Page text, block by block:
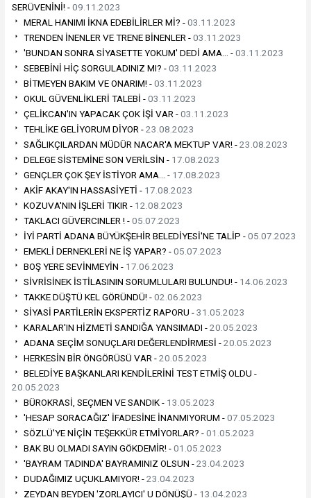
SERÜVENİNİ! -09.11.2023
MERAL HANIMI İKNA EDEBİLİRLER Mİ? -03.11.2023
TRENDEN İNENLER VE TRENE BİNENLER -03.11.2023
'BUNDAN SONRA SİYASETTE YOKUM' DEDİ AMA… -03.11.2023
SEBEBİNİ HİÇ SORGULADINIZ MI? -03.11.2023
BİTMEYEN BAKIM VE ONARIM! -03.11.2023
OKUL GÜVENLİKLERİ TALEBİ -03.11.2023
ÇELİKCAN'IN YAPACAK ÇOK İŞİ VAR -03.11.2023
TEHLİKE GELİYORUM DİYOR -23.08.2023
SAĞLIKÇILARDAN MÜDÜR NACAR'A MEKTUP VAR! -23.08.2023
DELEGE SİSTEMİNE SON VERİLSİN - 17.08.2023
GENÇLER ÇOK ŞEY İSTİYOR AMA… - 17.08.2023
AKİF AKAY'IN HASSASİYETİ - 17.08.2023
KOZUVA'NIN İŞLERİ TIKIR - 12.08.2023
TAKLACI GÜVERCINLER ! -05.07.2023
İYİ PARTİ ADANA BÜYÜKŞEHİR BELEDİYESİ'NE TALİP -05.07.2023
EMEKLİ DERNEKLERİ NE İŞ YAPAR? -05.07.2023
BOŞ YERE SEVİNMEYİN - 17.06.2023
SİVRİSİNEK İSTİLASININ SORUMLULARI BULUNDU! - 14.06.2023
TAKKE DÜŞTÜ KEL GÖRÜNDÜ! -02.06.2023
SİYASİ PARTİLERİN EKSPERTİZ RAPORU -31.05.2023
KARALAR'IN HİZMETİ SANDIĞA YANSIMADI -20.05.2023
ADANA SEÇİM SONUÇLARI DEĞERLENDİRMESİ -20.05.2023
HERKESİN BİR ÖNGÖRÜSÜ VAR -20.05.2023
BELEDİYE BAŞKANLARI KENDİLERİNİ TEST ETMİŞ OLDU -
20.05.2023
BÜROKRASİ, SEÇMEN VE SANDIK - 13.05.2023
'HESAP SORACAĞIZ' İFADESİNE İNANMIYORUM -07.05.2023
SÖZLÜ'YE NİÇİN TEŞEKKÜR ETMİYORLAR? -01.05.2023
BAK BU OLMADI SAYIN GÖKDEMİR! -01.05.2023
'BAYRAM TADINDA' BAYRAMINIZ OLSUN -23.04.2023
DUDAĞIMIZ UÇUKLAMIYOR! -23.04.2023
ZEYDAN BEYDEN 'ZORLAYICI' U DÖNÜŞÜ - 13.04.2023